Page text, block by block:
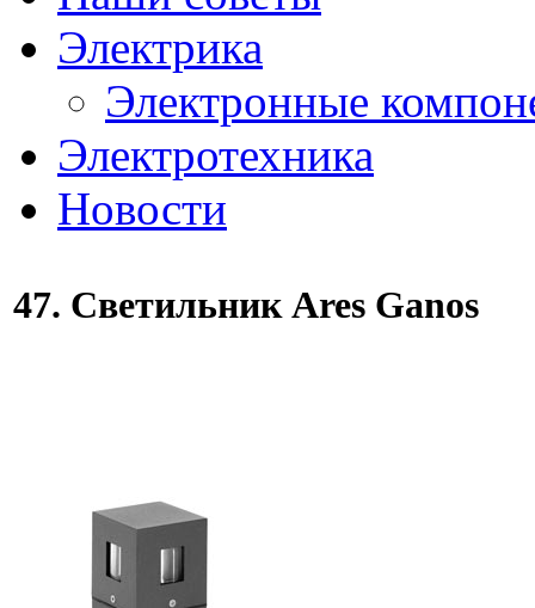
Электрика
Электронные
Электротехника
Новости
47. Светильник Ares Ganos